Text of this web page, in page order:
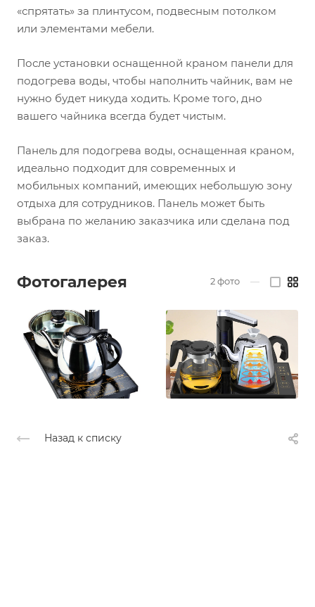
«спрятать» за плинтусом, подвесным потолком
или элементами мебели.
После установки оснащенной краном панели для
подогрева воды, чтобы наполнить чайник, вам не
нужно будет никуда ходить. Кроме того, дно
вашего чайника всегда будет чистым.
Панель для подогрева воды, оснащенная краном,
идеально подходит для современных и
мобильных компаний, имеющих небольшую зону
отдыха для сотрудников. Панель может быть
выбрана по желанию заказчика или сделана под
заказ.
Фотогалерея 2фото —
Назад к списку